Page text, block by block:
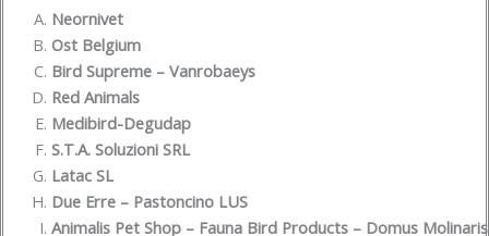
Neornivet
Ost Belgium
Bird Supreme – Vanrobaeys
Red Animals
Medibird-Degudap
S.T.A. Soluzioni SRL
Latac SL
Due Erre – Pastoncino LUS
Animalis Pet Shop – Fauna Bird Products – Domus Molinaris